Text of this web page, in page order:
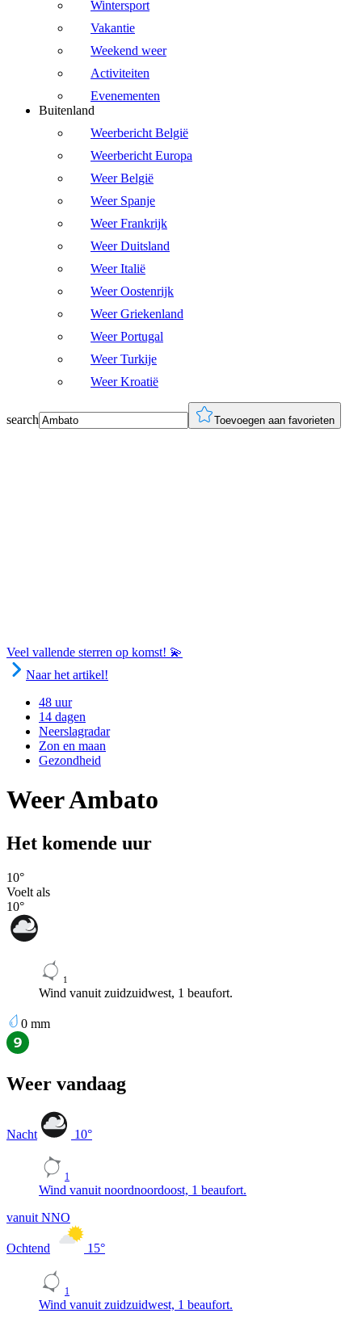
Wintersport
Vakantie
Weekend weer
Activiteiten
Evenementen
Buitenland
Weerbericht België
Weerbericht Europa
Weer België
Weer Spanje
Weer Frankrijk
Weer Duitsland
Weer Italië
Weer Oostenrijk
Weer Griekenland
Weer Portugal
Weer Turkije
Weer Kroatië
search Toevoegen aan favorieten
Veel vallende sterren op komst! 💫
Naar het artikel!
48 uur
14 dagen
Neerslagradar
Zon en maan
Gezondheid
Weer Ambato
Het komende uur
10°
Voelt als
10°
1
Wind vanuit zuidzuidwest, 1 beaufort.
0 mm
Weer vandaag
Nacht 10°
1
Wind vanuit noordnoordoost, 1 beaufort.
vanuit NNO
Ochtend 15°
1
Wind vanuit zuidzuidwest, 1 beaufort.